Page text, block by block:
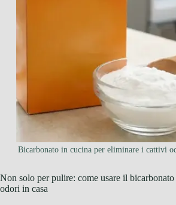
Bicarbonato in cucina per eliminare i cattivi
Non solo per pulire: come usare il
odori in casa